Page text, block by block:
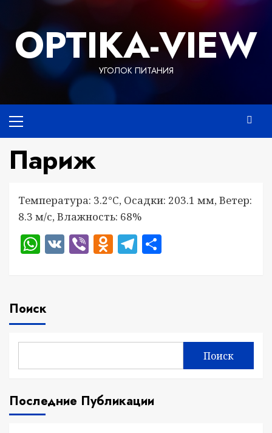
содержимому
OPTIKA-VIEW
УГОЛОК ПИТАНИЯ
меню
Париж
Температура: 3.2°C, Осадки: 203.1 мм, Ветер:
8.3 м/с, Влажность: 68%
WhatsApp
VKViberOdnoklassniki
Telegram
Поиск
Поиск
Последние Публикации